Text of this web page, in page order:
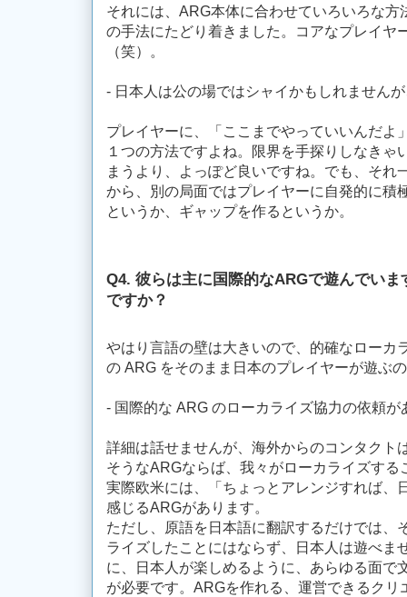
それには、ARG本体に合わせていろいろな方
の手法にたどり着きました。コアなプレイヤ
（笑）。
- 日本人は公の場ではシャイかもしれません
プレイヤーに、「ここまでやっていいんだよ
１つの方法ですよね。限界を手探りしなきゃ
まうより、よっぽど良いですね。でも、それ
から、別の局面ではプレイヤーに自発的に積
というか、ギャップを作るというか。
Q4. 彼らは主に国際的なARGで遊んでい
ですか？
やはり言語の壁は大きいので、的確なローカ
の ARG をそのまま日本のプレイヤーが遊ぶ
- 国際的な ARG のローカライズ協力の依頼が
詳細は話せませんが、海外からのコンタクト
そうなARGならば、我々がローカライズする
実際欧米には、「ちょっとアレンジすれば、
感じるARGがあります。
ただし、原語を日本語に翻訳するだけでは、
ライズしたことにはならず、日本人は遊べま
に、日本人が楽しめるように、あらゆる面で
が必要です。ARGを作れる、運営できるクリ